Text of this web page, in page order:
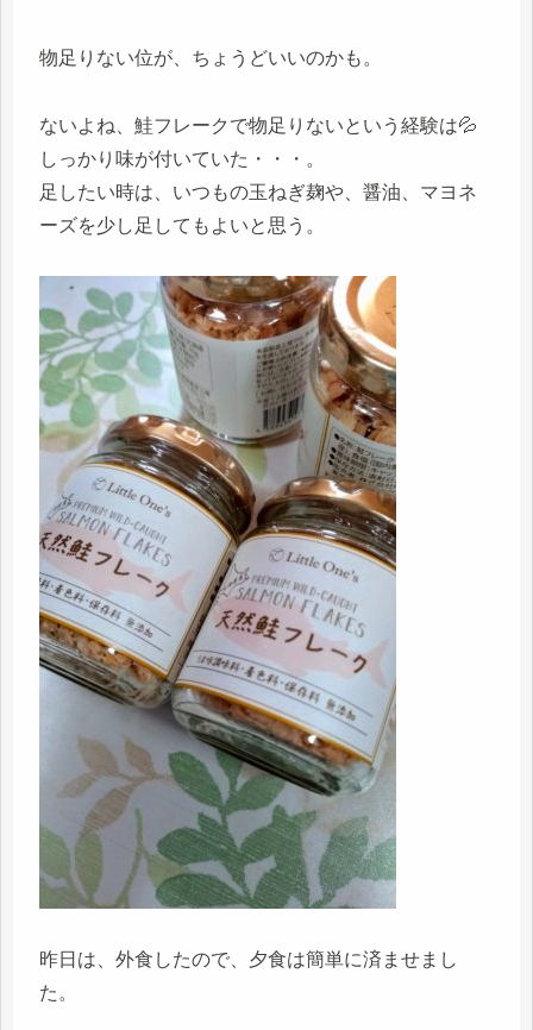
物足りない位が、ちょうどいいのかも。
ないよね、鮭フレークで物足りないという経験は💦
しっかり味が付いていた・・・。
足したい時は、いつもの玉ねぎ麹や、醤油、マヨネ
ーズを少し足してもよいと思う。
昨日は、外食したので、夕食は簡単に済ませまし
た。